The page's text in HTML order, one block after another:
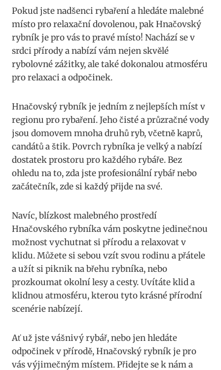
Pokud jste nadšenci rybaření a hledáte malebné
místo pro relaxační dovolenou, pak Hnačovský
rybník je pro vás to pravé místo! Nachází se v
srdci přírody a nabízí vám nejen skvělé
rybolovné zážitky, ale také dokonalou atmosféru
pro relaxaci a odpočinek.
Hnačovský rybník je jedním z nejlepších míst v
regionu pro rybaření. Jeho čisté a průzračné vody
jsou domovem mnoha druhů ryb, včetně kaprů,
candátů a štik. Povrch rybníka je velký a nabízí
dostatek prostoru pro každého rybáře. Bez
ohledu na to, zda jste profesionální rybář nebo
začátečník, zde si každý přijde na své.
Navíc, blízkost malebného prostředí
Hnačovského rybníka vám poskytne jedinečnou
možnost vychutnat si přírodu a relaxovat v
klidu. Můžete si sebou vzít svou rodinu a přátele
a užít si piknik na břehu rybníka, nebo
prozkoumat okolní lesy a cesty. Uvítáte klid a
klidnou atmosféru, kterou tyto krásné přírodní
scenérie nabízejí.
Ať už jste vášnivý rybář, nebo jen hledáte
odpočinek v přírodě, Hnačovský rybník je pro
vás výjimečným místem. Přidejte se k nám a